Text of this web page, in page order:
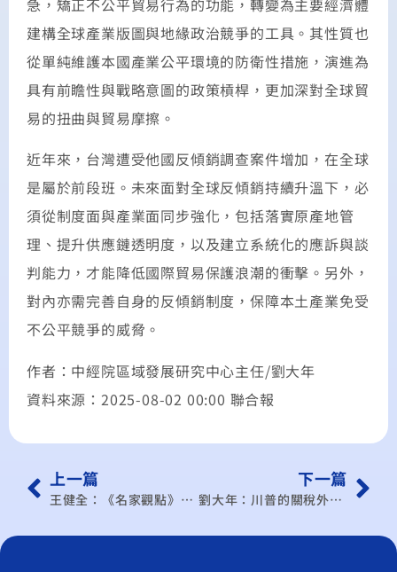
急，矯正不公平貿易行為的功能，轉變為主要經濟體
建構全球產業版圖與地緣政治競爭的工具。其性質也
從單純維護本國產業公平環境的防衛性措施，演進為
具有前瞻性與戰略意圖的政策槓桿，更加深對全球貿
易的扭曲與貿易摩擦。
近年來，台灣遭受他國反傾銷調查案件增加，在全球
是屬於前段班。未來面對全球反傾銷持續升溫下，必
須從制度面與產業面同步強化，包括落實原產地管
理、提升供應鏈透明度，以及建立系統化的應訴與談
判能力，才能降低國際貿易保護浪潮的衝擊。另外，
對內亦需完善自身的反傾銷制度，保障本土產業免受
不公平競爭的威脅。
作者：中經院區域發展研究中心主任/劉大年
資料來源：2025-08-02 00:00 聯合報
上一篇
王健全：《名家觀點》日韓對等關稅啟示錄
下一篇
劉大年：川普的關稅外交 全球談判新模式